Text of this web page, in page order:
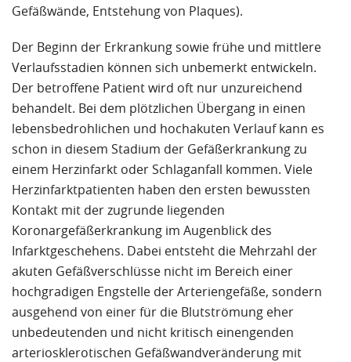
Gefäßwände, Entstehung von Plaques).
Der Beginn der Erkrankung sowie frühe und mittlere
Verlaufsstadien können sich unbemerkt entwickeln.
Der betroffene Patient wird oft nur unzureichend
behandelt. Bei dem plötzlichen Übergang in einen
lebensbedrohlichen und hochakuten Verlauf kann es
schon in diesem Stadium der Gefäßerkrankung zu
einem Herzinfarkt oder Schlaganfall kommen. Viele
Herzinfarktpatienten haben den ersten bewussten
Kontakt mit der zugrunde liegenden
Koronargefäßerkrankung im Augenblick des
Infarktgeschehens. Dabei entsteht die Mehrzahl der
akuten Gefäßverschlüsse nicht im Bereich einer
hochgradigen Engstelle der Arteriengefäße, sondern
ausgehend von einer für die Blutströmung eher
unbedeutenden und nicht kritisch einengenden
arteriosklerotischen Gefäßwandveränderung mit